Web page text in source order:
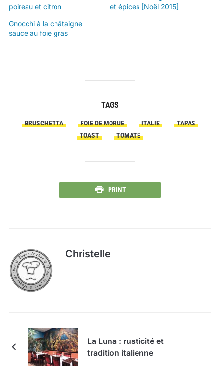
poireau et citron
et épices [Noël 2015]
Gnocchi à la châtaigne
sauce au foie gras
TAGS
BRUSCHETTA FOIE DE MORUE ITALIE
TAPAS
TOAST
TOMATE
PRINT
Christelle
La Luna : rusticité et
tradition italienne